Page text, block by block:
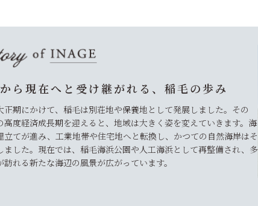
ら現在へと受け継がれる、稲毛の歩み
正期にかけて、稲毛は別荘地や保養地として発展しました。その
高度経済成長期を迎えると、地域は大きく姿を変えていきます。海
立てが進み、工業地帯や住宅地へと転換し、かつての自然海岸はそ
ました。現在では、稲毛海浜公園や人工海浜として再整備され、多
訪れる新たな海辺の風景が広がっています。